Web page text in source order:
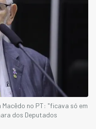
no PT: "ficava só em
dos Deputados